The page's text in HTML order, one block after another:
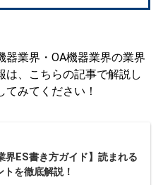
器業界・OA機器業界の業界
は、こちらの記事で解説し
みてください！
界ES書き方ガイド】読まれる
トを徹底解説！